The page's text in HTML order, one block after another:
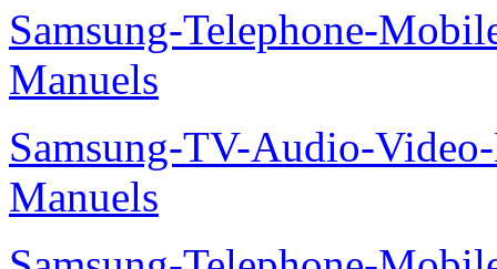
Samsung-Telephone-
Manuels
Samsung-TV-Audio-
Manuels